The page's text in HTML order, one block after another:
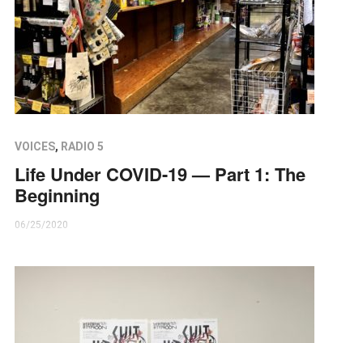
VOICES, RADIO 5
Life Under COVID-19 — Part 1: The
Beginning
06/25/2020